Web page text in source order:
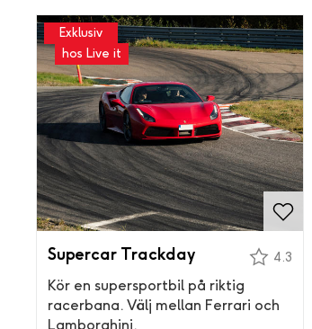
Exklusiv
hos Live it
Supercar Trackday 4.3
Kör en supersportbil på riktig
racerbana. Välj mellan Ferrari och
Lamborghini.